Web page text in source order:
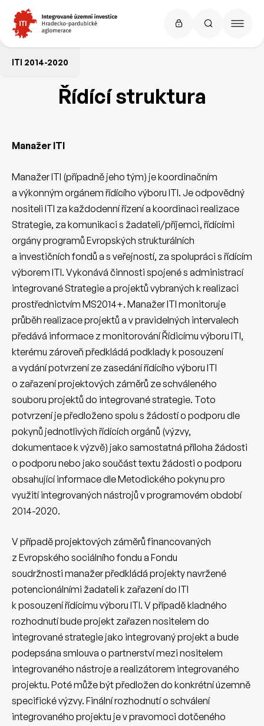
ITI 2014-2020
Řídící struktura
Manažer ITI
Manažer ITI (případně jeho tým) je koordinačním
a výkonným orgánem řídícího výboru ITI. Je odpovědný
nositeli ITI za každodenní řízení a koordinaci realizace
Strategie, za komunikaci s žadateli/příjemci, řídícími
orgány programů Evropských strukturálních
a investičních fondů a s veřejností, za spolupráci s řídícím
výborem ITI. Vykonává činnosti spojené s administrací
integrované Strategie a projektů vybraných k realizaci
prostřednictvím MS2014+. Manažer ITI monitoruje
průběh realizace projektů a v pravidelných intervalech
předává informace z monitorování Řídicímu výboru ITI,
kterému zároveň předkládá podklady k posouzení
a vydání potvrzení ze zasedání řídícího výboru ITI
o zařazení projektových záměrů ze schváleného
souboru projektů do integrované strategie. Toto
potvrzení je předloženo spolu s žádostí o podporu dle
pokynů jednotlivých řídících orgánů (výzvy,
dokumentace k výzvě) jako samostatná příloha žádosti
o podporu nebo jako součást textu žádosti o podporu
obsahující informace dle Metodického pokynu pro
využití integrovaných nástrojů v programovém období
2014-2020.
V případě projektových záměrů financovaných
z Evropského sociálního fondu a Fondu
soudržnosti manažer předkládá projekty navržené
potencionálními žadateli k zařazení do ITI
k posouzení řídícímu výboru ITI. V případě kladného
rozhodnutí bude projekt zařazen nositelem do
integrované strategie jako integrovaný projekt a bude
podepsána smlouva o partnerství mezi nositelem
integrovaného nástroje a realizátorem integrovaného
projektu. Poté může být předložen do konkrétní územně
specifické výzvy. Finální rozhodnutí o schválení
integrovaného projektu je v pravomoci dotčeného